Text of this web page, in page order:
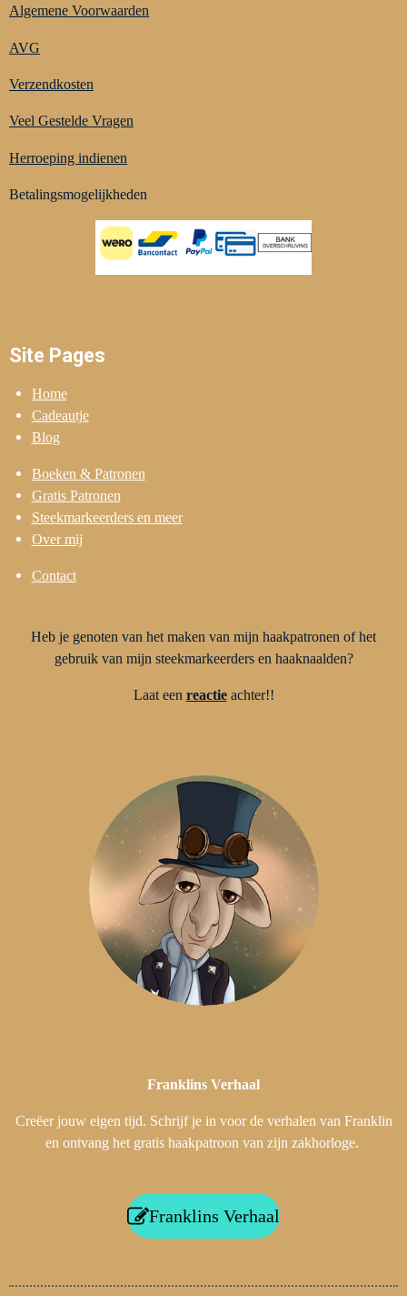
Algemene Voorwaarden
AVG
Verzendkosten
Veel Gestelde Vragen
Herroeping indienen
Betalingsmogelijkheden
Site Pages
Home
Cadeautje
Blog
Boeken & Patronen
Gratis Patronen
Steekmarkeerders en meer
Over mij
Contact
Heb je genoten van het maken van mijn haakpatronen of het
gebruik van mijn steekmarkeerders en haaknaalden?
Laat een reactieachter!!
Franklins Verhaal
Creëer jouw eigen tijd. Schrijf je in voor de verhalen van Franklin
en ontvang het gratis haakpatroon van zijn zakhorloge.
Franklins Verhaal